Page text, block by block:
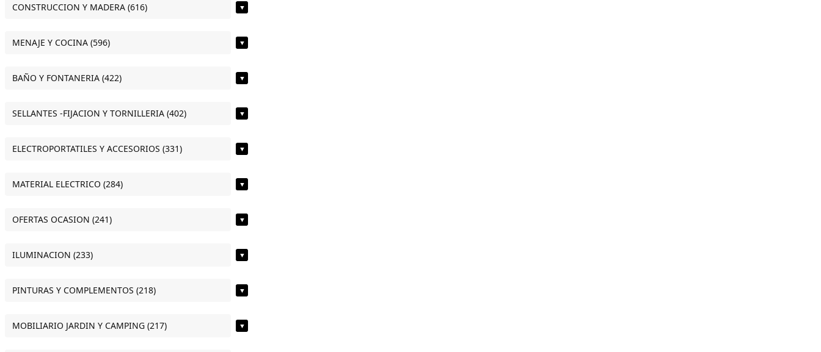
CONSTRUCCION Y MADERA (616) ▼
MENAJE Y COCINA (596) ▼
BAÑO Y FONTANERIA (422) ▼
SELLANTES -FIJACION Y TORNILLERIA (402) ▼
ELECTROPORTATILES Y ACCESORIOS (331) ▼
MATERIAL ELECTRICO (284) ▼
OFERTAS OCASION (241) ▼
ILUMINACION (233) ▼
PINTURAS Y COMPLEMENTOS (218) ▼
MOBILIARIO JARDIN Y CAMPING (217) ▼